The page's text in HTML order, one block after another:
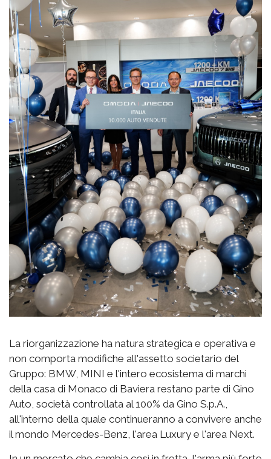
La riorganizzazione ha natura strategica e operativa e
non comporta modifiche all'assetto societario del
Gruppo: BMW, MINI e l'intero ecosistema di marchi
della casa di Monaco di Baviera restano parte di Gino
Auto, società controllata al 100% da Gino S.p.A.,
all'interno della quale continueranno a convivere anche
il mondo Mercedes-Benz, l'area Luxury e l'area Next.